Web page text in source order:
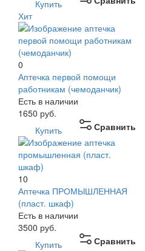
Купить
Хит
0
Аптечка первой помощи
работникам (чемоданчик)
Есть в наличии
1650 руб.
Сравнить
Купить
10
Аптечка ПРОМЫШЛЕННАЯ
(пласт. шкаф)
Есть в наличии
3500 руб.
Сравнить
Купить